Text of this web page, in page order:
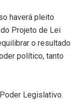
haverá pleito
Projeto de Lei
o resultado
político, tanto
Legislativo.